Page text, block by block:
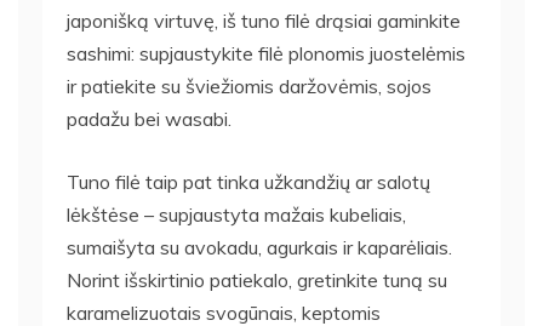
japonišką virtuvę, iš tuno filė drąsiai gaminkite
sashimi: supjaustykite filė plonomis juostelėmis
ir patiekite su šviežiomis daržovėmis, sojos
padažu bei wasabi.
Tuno filė taip pat tinka užkandžių ar salotų
lėkštėse – supjaustyta mažais kubeliais,
sumaišyta su avokadu, agurkais ir kaparėliais.
Norint išskirtinio patiekalo, gretinkite tuną su
karamelizuotais svogūnais, keptomis